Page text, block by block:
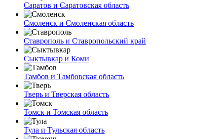
Саратов и Саратовская область
Смоленск и Смоленская область
Ставрополь и Ставропольский край
Сыктывкар и Коми
Тамбов и Тамбовская область
Тверь и Тверская область
Томск и Томская область
Тула и Тульская область